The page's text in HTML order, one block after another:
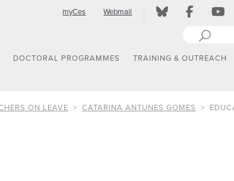
myCes Webmail
DOCTORAL PROGRAMMES TRAINING & OUTREACH
ON LEAVE CATARINA ANTUNES GOMES